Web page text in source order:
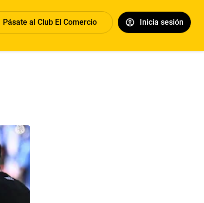
Pásate al Club El Comercio Inicia sesión